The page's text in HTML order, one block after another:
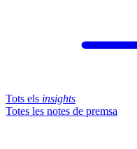
Tots els insights
Totes les notes de premsa